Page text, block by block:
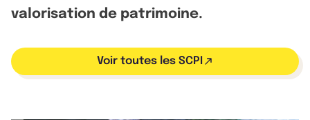
valorisation de patrimoine.
Voir toutes les SCPI